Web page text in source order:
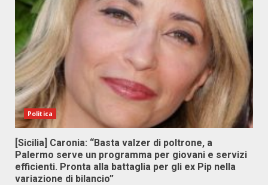
Politica
[Sicilia] Caronia: “Basta valzer di poltrone, a
Palermo serve un programma per giovani e servizi
efficienti. Pronta alla battaglia per gli ex Pip nella
variazione di bilancio”